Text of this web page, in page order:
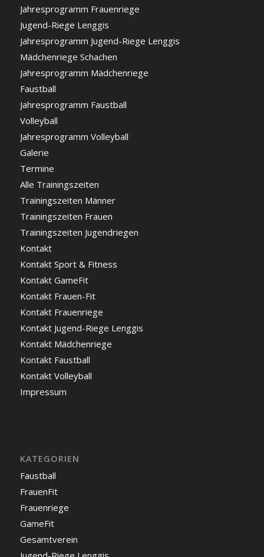
Jahresprogramm Frauenriege
Jugend-Riege Lenggis
Jahresprogramm Jugend-Riege Lenggis
Mädchenriege Schachen
Jahresprogramm Mädchenriege
Faustball
Jahresprogramm Faustball
Volleyball
Jahresprogramm Volleyball
Galerie
Termine
Alle Trainingszeiten
Trainingszeiten Männer
Trainingszeiten Frauen
Trainingszeiten Jugendriegen
Kontakt
Kontakt Sport & Fitness
Kontakt GameFit
Kontakt Frauen-Fit
Kontakt Frauenriege
Kontakt Jugend-Riege Lenggis
Kontakt Mädchenriege
Kontakt Faustball
Kontakt Volleyball
Impressum
KATEGORIEN
Faustball
FrauenFit
Frauenriege
GameFit
Gesamtverein